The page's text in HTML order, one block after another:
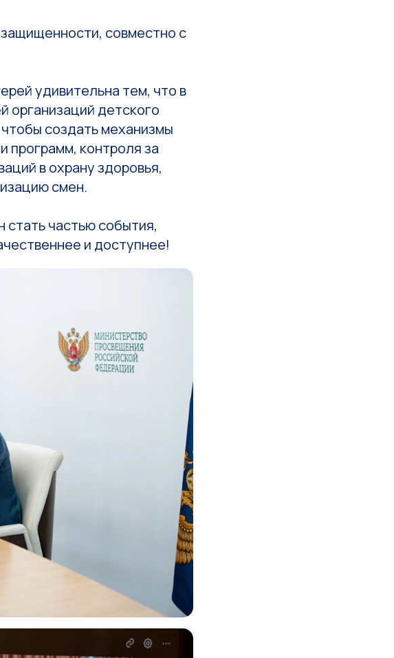
совместно с
удивительна тем, что в
организаций детского
создать механизмы
программ, контроля за
в охрану здоровья,
смен.
частью события,
и доступнее!